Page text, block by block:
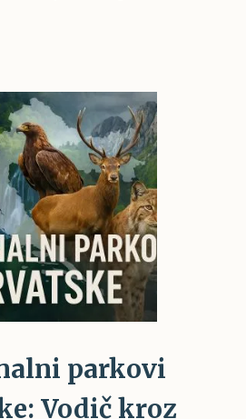
parkovi
Vodič kroz